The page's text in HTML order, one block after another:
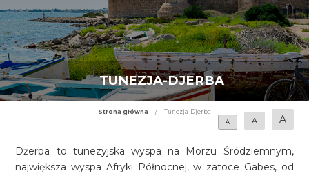
TUNEZJA-DJERBA
Strona główna /
Tunezja-Djerba
A
A A
Dżerba to tunezyjska wyspa na Morzu Śródziemnym,
największa wyspa Afryki Północnej, w zatoce Gabes, od